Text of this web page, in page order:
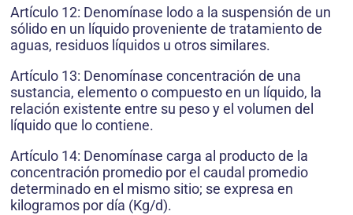
Artículo 12: Denomínase lodo a la suspensión de un
sólido en un líquido proveniente de tratamiento de
aguas, residuos líquidos u otros similares.
Artículo 13: Denomínase concentración de una
sustancia, elemento o compuesto en un líquido, la
relación existente entre su peso y el volumen del
líquido que lo contiene.
Artículo 14: Denomínase carga al producto de la
concentración promedio por el caudal promedio
determinado en el mismo sitio; se expresa en
kilogramos por día (Kg/d).